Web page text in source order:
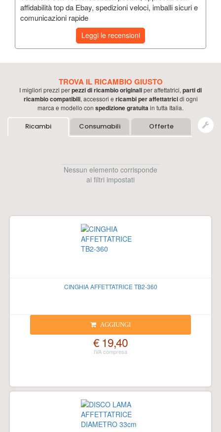
affidabilità top da Ebay, spedizioni veloci, imballi sicuri e
comunicazioni rapide
Leggi le recensioni
TROVA IL RICAMBIO GIUSTO
I migliori prezzi perpezzi di ricambio originaliperaffettatrici, parti di
ricambio compatibili, accessori e ricambi peraffettatricidi ogni
marca e modello con spedizione gratuitain tutta Italia.
Ricambi Consumabili Offerte
Nessun elemento corrisponde
ai filtri impostati
CINGHIA AFFETTATRICE TB2-360
AGGIUNGI
€ 19,40